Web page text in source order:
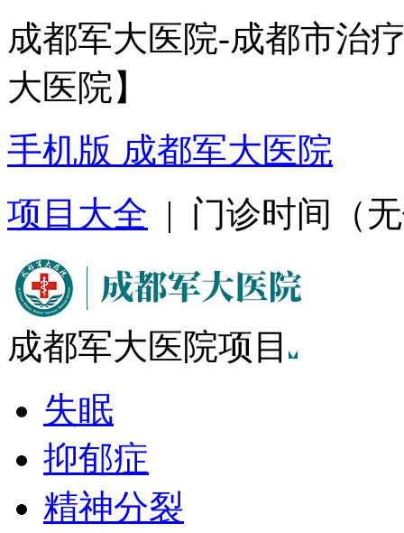
成都军大医院-成都市治
大医院】
手机版 成都军大医院
项目大全 | 门诊时间（
成都军大医院项目
失眠
抑郁症
精神分裂